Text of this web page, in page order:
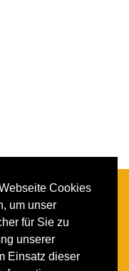
Cookies
um unser
für Sie zu
unserer
Einsatz dieser